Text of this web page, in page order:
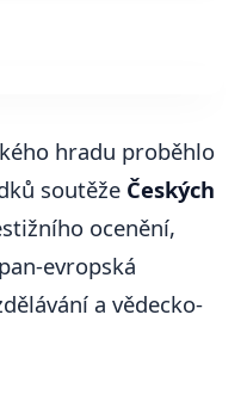
hradu proběhlo
soutěže Českých
ocenění,
evropská
a vědecko-